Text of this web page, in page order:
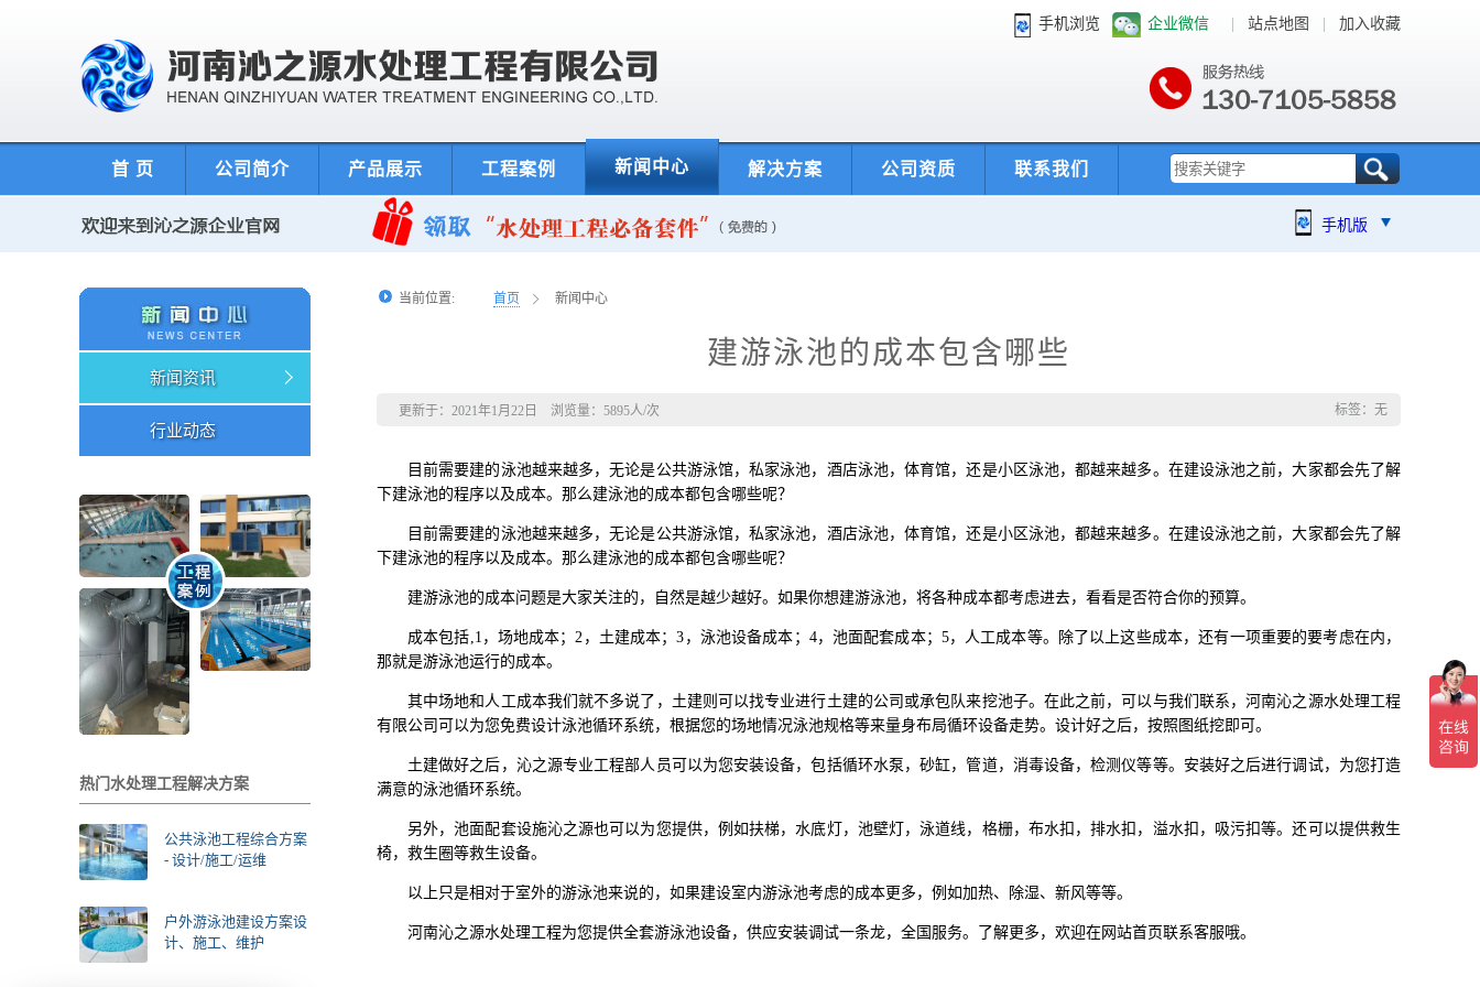
手机浏览 企业微信 站点地图 加入收藏
首 页 公司简介 产品展示 工程案例 新闻中心 解决方案 公司资质 联系我们
手机版
新闻资讯
行业动态
热门水处理工程解决方案
公共泳池工程综合方案
- 设计/施工/运维
户外游泳池建设方案设
计、施工、维护
当前位置: 首页 新闻中心
建游泳池的成本包含哪些
更新于：2021年1月22日 浏览量： 5895人/次 标签：无
目前需要建的泳池越来越多，无论是公共游泳馆，私家泳池，酒店泳池，体育馆，还是小区泳池，都越来越多。在建设泳池之前，大家都会先了解
下建泳池的程序以及成本。那么建泳池的成本都包含哪些呢？
目前需要建的泳池越来越多，无论是公共游泳馆，私家泳池，酒店泳池，体育馆，还是小区泳池，都越来越多。在建设泳池之前，大家都会先了解
下建泳池的程序以及成本。那么建泳池的成本都包含哪些呢？
建游泳池的成本问题是大家关注的，自然是越少越好。如果你想建游泳池，将各种成本都考虑进去，看看是否符合你的预算。
成本包括,1，场地成本；2，土建成本；3，泳池设备成本；4，池面配套成本；5，人工成本等。除了以上这些成本，还有一项重要的要考虑在内，
那就是游泳池运行的成本。
其中场地和人工成本我们就不多说了，土建则可以找专业进行土建的公司或承包队来挖池子。在此之前，可以与我们联系，河南沁之源水处理工程
有限公司可以为您免费设计泳池循环系统，根据您的场地情况泳池规格等来量身布局循环设备走势。设计好之后，按照图纸挖即可。
土建做好之后，沁之源专业工程部人员可以为您安装设备，包括循环水泵，砂缸，管道，消毒设备，检测仪等等。安装好之后进行调试，为您打造
满意的泳池循环系统。
另外，池面配套设施沁之源也可以为您提供，例如扶梯，水底灯，池壁灯，泳道线，格栅，布水扣，排水扣，溢水扣，吸污扣等。还可以提供救生
椅，救生圈等救生设备。
以上只是相对于室外的游泳池来说的，如果建设室内游泳池考虑的成本更多，例如加热、除湿、新风等等。
河南沁之源水处理工程为您提供全套游泳池设备，供应安装调试一条龙，全国服务。了解更多，欢迎在网站首页联系客服哦。